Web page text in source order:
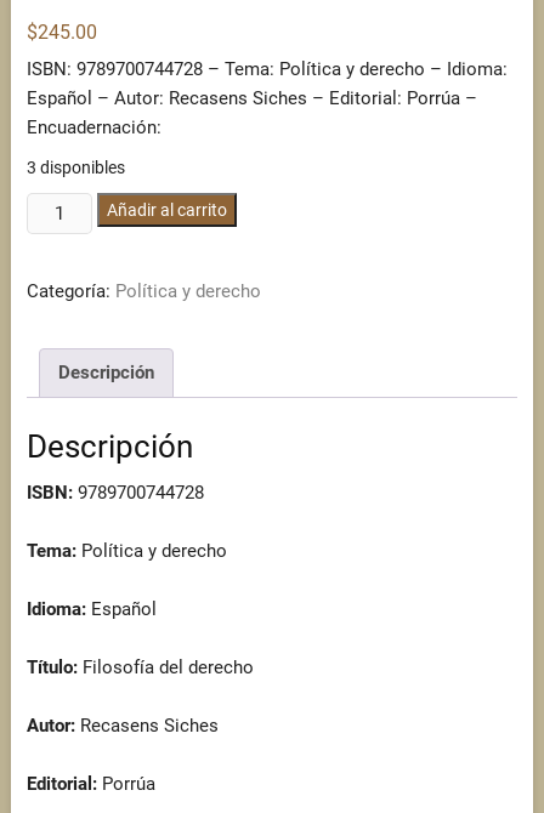
$245.00
ISBN: 9789700744728 – Tema: Política y derecho – Idioma:
Español – Autor: Recasens Siches – Editorial: Porrúa –
Encuadernación:
3 disponibles
Filosofía
del
cantidad
Añadir al carrito
Categoría: Política y derecho
Descripción
Descripción
ISBN:9789700744728
Tema:Política y derecho
Idioma:Español
Título:Filosofía del derecho
Autor:Recasens Siches
Editorial:Porrúa